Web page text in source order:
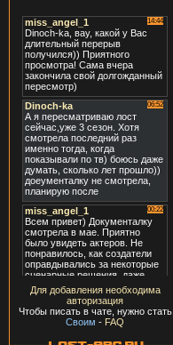
Для добавления необходима
авторизация
Чтобы писать в чате, нужно стать
Своим - FAQ